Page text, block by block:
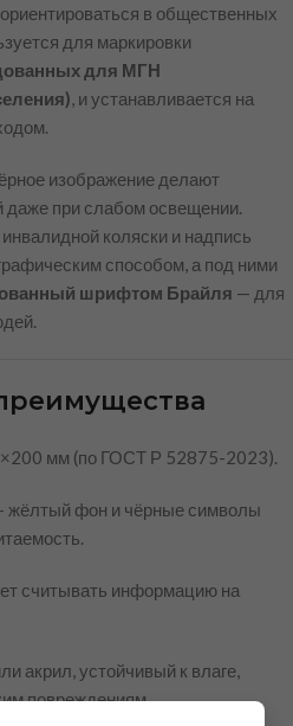
в общественных
для маркировки
для МГН
, и устанавливается на
изображение делают
даже при слабом освещении.
коляски и надпись
способом, а под ними
шрифтом Брайля — для
мм (по ГОСТ Р 52875-2023).
жёлтый фон и чёрные символы
считывать информацию на
акрил, устойчивый к влаге,
повреждениям.